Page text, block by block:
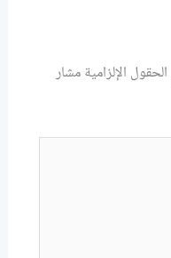
الحقول الإلزامية مشار